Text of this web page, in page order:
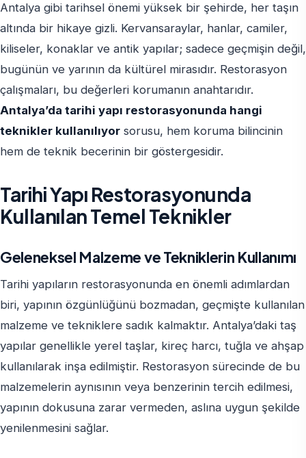
Antalya gibi tarihsel önemi yüksek bir şehirde, her taşın
altında bir hikaye gizli. Kervansaraylar, hanlar, camiler,
kiliseler, konaklar ve antik yapılar; sadece geçmişin değil,
bugünün ve yarının da kültürel mirasıdır. Restorasyon
çalışmaları, bu değerleri korumanın anahtarıdır.
Antalya’da tarihi yapı restorasyonunda hangi
teknikler kullanılıyor sorusu, hem koruma bilincinin
hem de teknik becerinin bir göstergesidir.
Tarihi Yapı Restorasyonunda
Kullanılan Temel Teknikler
Geleneksel Malzeme ve Tekniklerin Kullanımı
Tarihi yapıların restorasyonunda en önemli adımlardan
biri, yapının özgünlüğünü bozmadan, geçmişte kullanılan
malzeme ve tekniklere sadık kalmaktır. Antalya’daki taş
yapılar genellikle yerel taşlar, kireç harcı, tuğla ve ahşap
kullanılarak inşa edilmiştir. Restorasyon sürecinde de bu
malzemelerin aynısının veya benzerinin tercih edilmesi,
yapının dokusuna zarar vermeden, aslına uygun şekilde
yenilenmesini sağlar.